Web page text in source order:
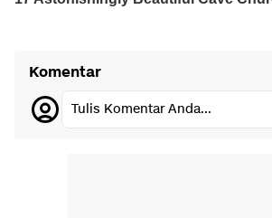
Komentar
Tulis Komentar Anda...